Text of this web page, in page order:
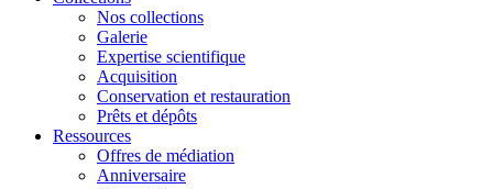
Nos collections
Galerie
Expertise scientifique
Acquisition
Conservation et restauration
Prêts et dépôts
Ressources
Offres de médiation
Anniversaire